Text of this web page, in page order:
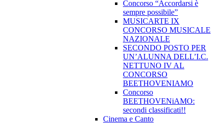
Concorso “Accordarsi è
sempre possibile”
MUSICARTE IX
CONCORSO MUSICALE
NAZIONALE
SECONDO POSTO PER
UN’ALUNNA DELL’I.C.
NETTUNO IV AL
CONCORSO
BEETHOVENIAMO
Concorso
BEETHOVENiAMO:
secondi classificati!!
Cinema e Canto